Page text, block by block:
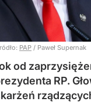
PAP / Paweł Supernak
od
RP.